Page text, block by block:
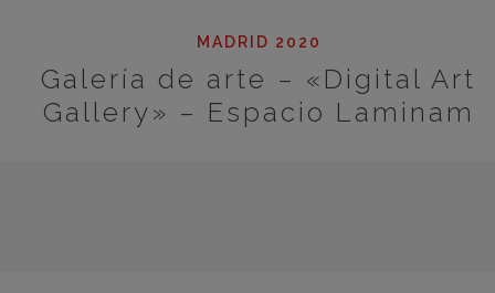
MADRID 2020
Galería de arte – «Digital Art
Gallery» – Espacio Laminam